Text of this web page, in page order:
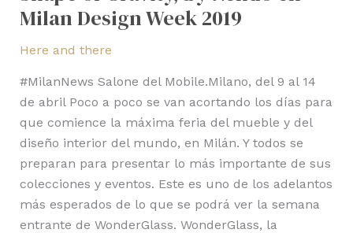
Milan Design Week 2019
Here and there
#MilanNews Salone del Mobile.Milano, del 9 al 14
de abril Poco a poco se van acortando los días para
que comience la máxima feria del mueble y del
diseño interior del mundo, en Milán. Y todos se
preparan para presentar lo más importante de sus
colecciones y eventos. Este es uno de los adelantos
más esperados de lo que se podrá ver la semana
entrante de WonderGlass. WonderGlass, la
Week